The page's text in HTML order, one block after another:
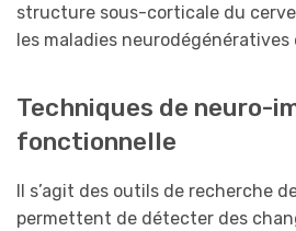
structure sous-corticale du
les maladies neurodégénératives
Techniques de neuro-
fonctionnelle
Il s’agit des outils de recherche
permettent de détecter des